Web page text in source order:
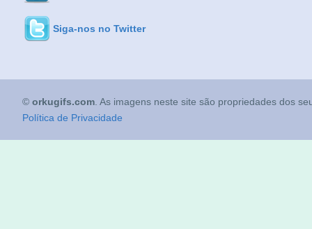
Siga-nos no Twitter
© orkugifs.com . As imagens neste site são propriedades dos
Política de Privacidade